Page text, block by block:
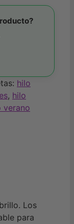
hilo
, hilo
verano
Los
para